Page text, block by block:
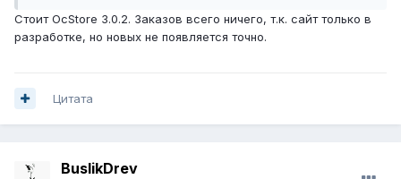
Стоит OcStore 3.0.2. Заказов всего ничего, т.к. сайт только в
разработке, но новых не появляется точно.
Цитата
BuslikDrev